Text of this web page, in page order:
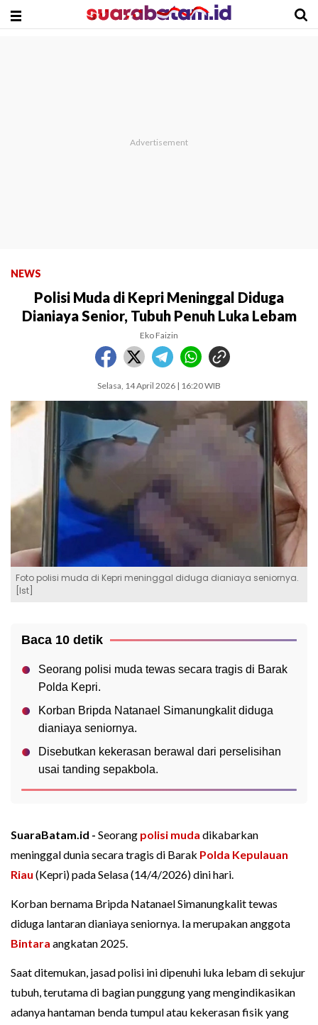
NEWS
Polisi Muda di Kepri Meninggal Diduga
Dianiaya Senior, Tubuh Penuh Luka Lebam
Eko Faizin
Selasa, 14 April 2026 | 16:20 WIB
Foto polisi muda di Kepri meninggal diduga dianiaya seniornya.
[Ist]
Baca 10 detik
Seorang polisi muda tewas secara tragis di Barak
Polda Kepri.
Korban Bripda Natanael Simanungkalit diduga
dianiaya seniornya.
Disebutkan kekerasan berawal dari perselisihan
usai tanding sepakbola.
SuaraBatam.id - Seorang polisi muda dikabarkan
meninggal dunia secara tragis di Barak Polda Kepulauan
Riau (Kepri) pada Selasa (14/4/2026) dini hari.
Korban bernama Bripda Natanael Simanungkalit tewas
diduga lantaran dianiaya seniornya. Ia merupakan anggota
Bintara angkatan 2025.
Saat ditemukan, jasad polisi ini dipenuhi luka lebam di sekujur
tubuh, terutama di bagian punggung yang mengindikasikan
adanya hantaman benda tumpul atau kekerasan fisik yang